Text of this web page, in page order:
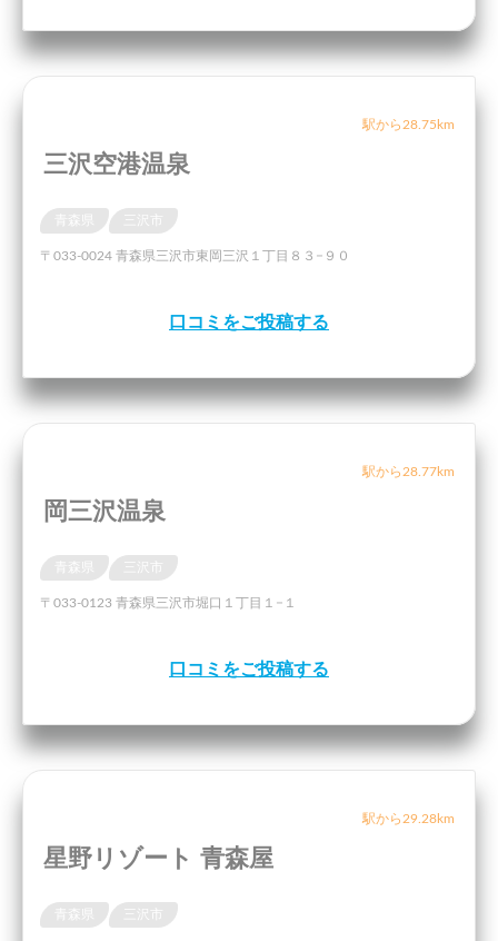
駅から28.75km
三沢空港温泉
青森県
〒033-0024 青森県三沢市東岡三沢１丁目８３−９０
口コミをご投稿する
駅から28.77km
岡三沢温泉
青森県
〒033-0123 青森県三沢市堀口１丁目１−１
口コミをご投稿する
駅から29.28km
星野リゾート 青森屋
青森県